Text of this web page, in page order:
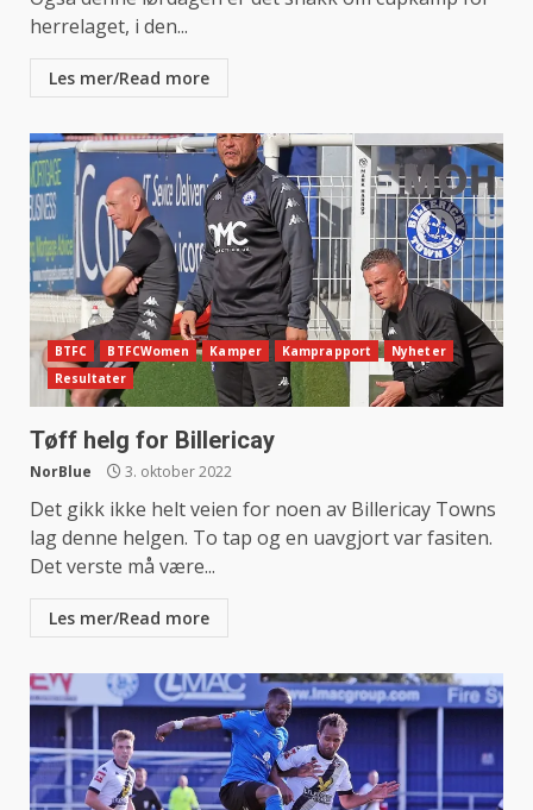
herrelaget, i den...
Les mer/Read more
BTFC BTFCWomen Kamper Kamprapport
Nyheter
Resultater
Tøff helg for Billericay
NorBlue 3. oktober 2022
Det gikk ikke helt veien for noen av Billericay Towns
lag denne helgen. To tap og en uavgjort var fasiten.
Det verste må være...
Les mer/Read more